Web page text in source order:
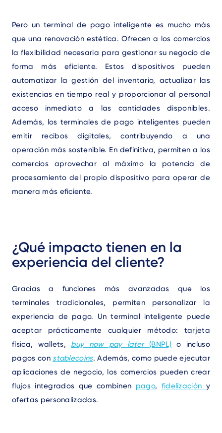
Pero un terminal de pago inteligente es mucho más
que una renovación estética. Ofrecen a los comercios
la flexibilidad necesaria para gestionar su negocio de
forma más eficiente. Estos dispositivos pueden
automatizar la gestión del inventario, actualizar las
existencias en tiempo real y proporcionar al personal
acceso inmediato a las cantidades disponibles.
Además, los terminales de pago inteligentes pueden
emitir recibos digitales, contribuyendo a una
operación más sostenible. En definitiva, permiten a los
comercios aprovechar al máximo la potencia de
procesamiento del propio dispositivo para operar de
manera más eficiente.
¿Qué impacto tienen en la
experiencia del cliente?
Gracias a funciones más avanzadas que los
terminales tradicionales, permiten personalizar la
experiencia de pago. Un terminal inteligente puede
aceptar prácticamente cualquier método: tarjeta
física, wallets, buy now pay later(BNPL)o incluso
pagos con stablecoins. Además, como puede ejecutar
aplicaciones de negocio, los comercios pueden crear
flujos integrados que combinen pago, fidelización y
ofertas personalizadas.